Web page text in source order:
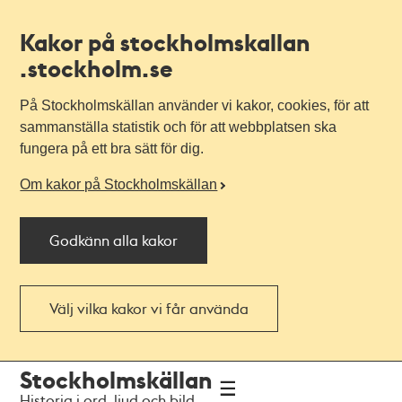
Kakor på stockholmskallan
.stockholm.se
På Stockholmskällan använder vi kakor, cookies, för att
sammanställa statistik och för att webbplatsen ska
fungera på ett bra sätt för dig.
Om kakor på Stockholmskällan
Godkänn alla kakor
Välj vilka kakor vi får använda
navigationen
huvudinnehållet
Stockholmskällan